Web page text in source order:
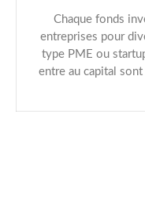
Chaque fonds
entreprises pour
type PME ou
entre au capital